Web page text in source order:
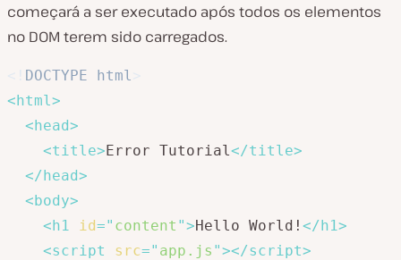
começará a ser executado após todos os elementos
no DOM terem sido carregados.
DOCTYPE html
<html >
<head>
<title>Error Tutorial </title>
</head>
<body>
<h1 id=" content ">Hello World! </h1 >
<script src=" app.js "></script>